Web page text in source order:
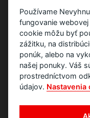
Používame
fungovanie
cookie môžu byť
zážitku, na
ponúk, alebo na
našej ponuky. Váš
prostredníctvom
údajov. Nastavenia